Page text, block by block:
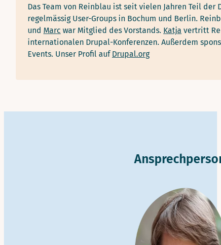
Das Team von Reinblau ist seit vielen Jahren Teil
regelmässig User-Groups in Bochum und Berlin.
und Marc war Mitglied des Vorstands. Katja vertritt
internationalen Drupal-Konferenzen. Außerdem
Events. Unser Profil aufDrupal.org